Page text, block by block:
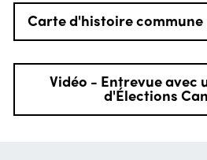
Carte d'histoire commune
Vidéo - Entrevue avec
d'Élections